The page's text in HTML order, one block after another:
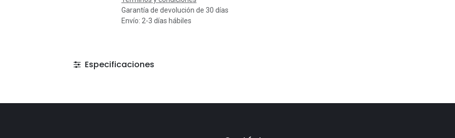
Garantía de devolución de 30 días
Envío: 2-3 días hábiles
Especificaciones